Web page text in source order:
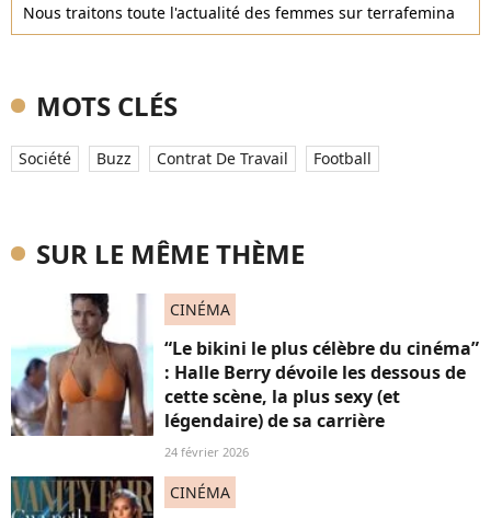
Nous traitons toute l'actualité des femmes sur terrafemina
MOTS CLÉS
Société Buzz Contrat De Travail Football
SUR LE MÊME THÈME
CINÉMA
“Le bikini le plus célèbre du cinéma”
: Halle Berry dévoile les dessous de
cette scène, la plus sexy (et
légendaire) de sa carrière
24 février 2026
CINÉMA